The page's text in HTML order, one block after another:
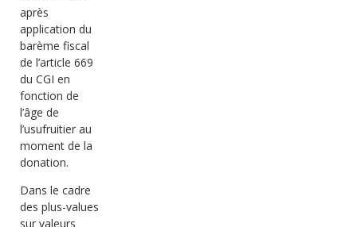
après
application du
barème fiscal
de l’article 669
du CGI en
fonction de
l’âge de
l’usufruitier au
moment de la
donation.
Dans le cadre
des plus-values
sur valeurs